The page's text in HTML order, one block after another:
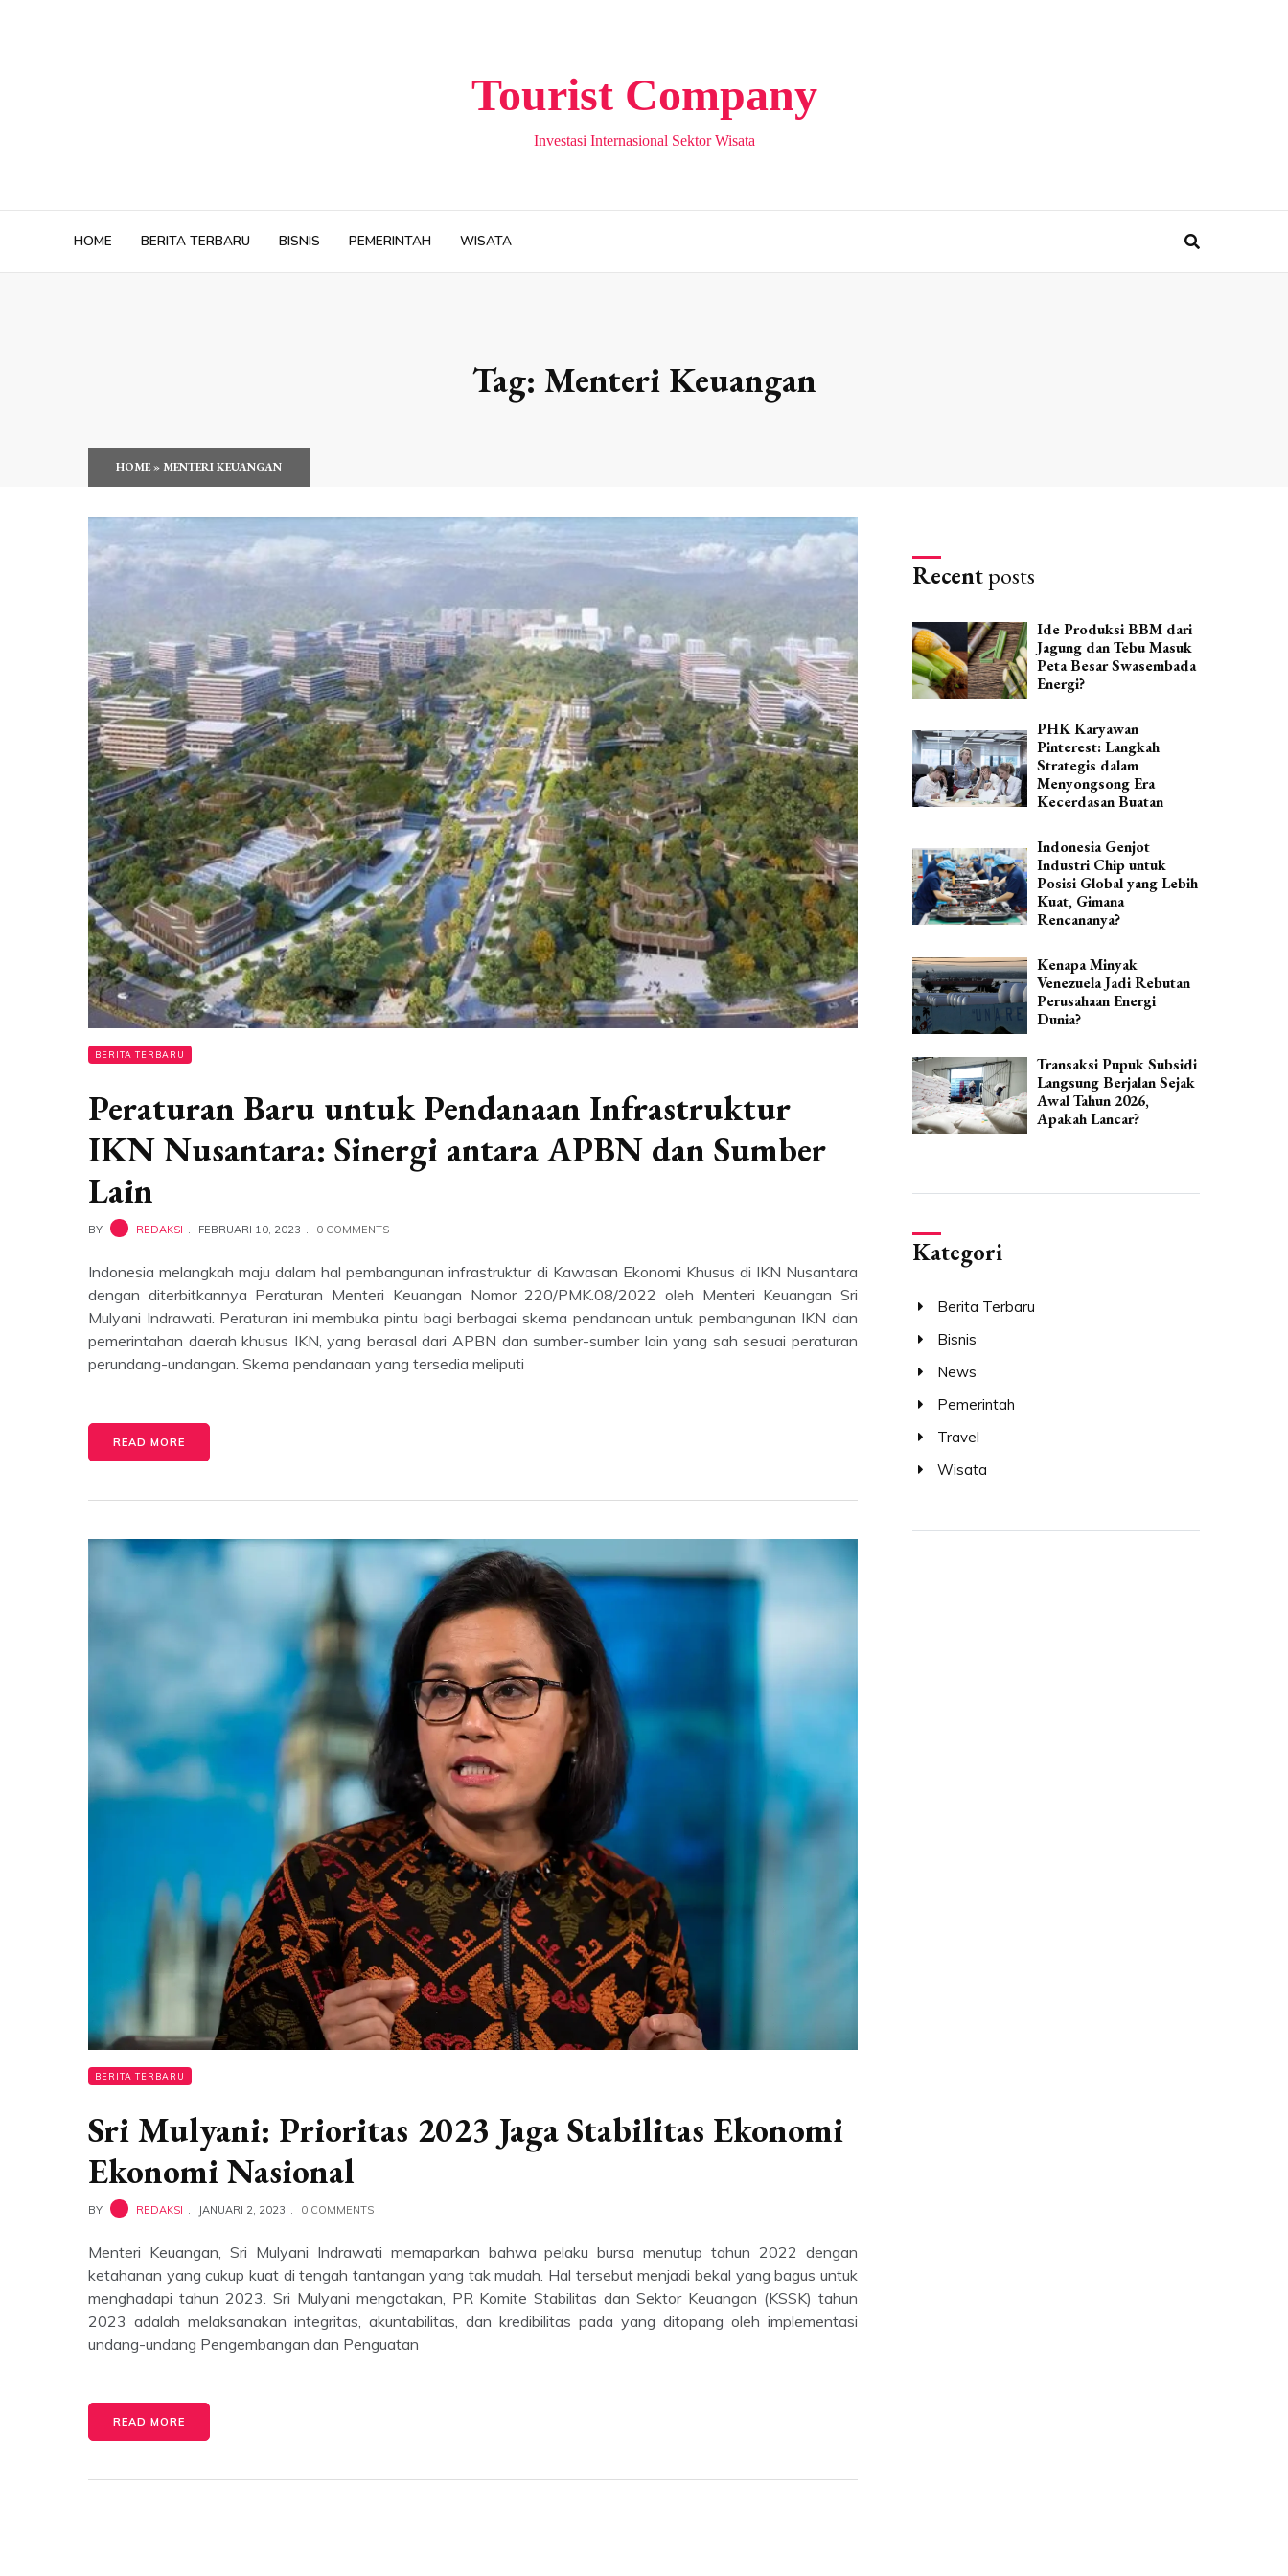
Tourist Company
Investasi Internasional Sektor Wisata
HOME BERITA TERBARU BISNIS PEMERINTAH WISATA
Tag: Menteri Keuangan
HOME» MENTERI KEUANGAN
BERITA TERBARU
Peraturan Baru untuk Pendanaan Infrastruktur
IKN Nusantara: Sinergi antara APBN dan Sumber
Lain
BY REDAKSI FEBRUARI 10, 2023 0 COMMENTS
Indonesia melangkah maju dalam hal pembangunan infrastruktur di Kawasan Ekonomi Khusus di IKN Nusantara
dengan diterbitkannya Peraturan Menteri Keuangan Nomor 220/PMK.08/2022 oleh Menteri Keuangan Sri
Mulyani Indrawati. Peraturan ini membuka pintu bagi berbagai skema pendanaan untuk pembangunan IKN dan
pemerintahan daerah khusus IKN, yang berasal dari APBN dan sumber-sumber lain yang sah sesuai peraturan
perundang-undangan. Skema pendanaan yang tersedia meliputi
READ MORE
BERITA TERBARU
Sri Mulyani: Prioritas 2023 Jaga Stabilitas Ekonomi
Ekonomi Nasional
BY REDAKSI JANUARI 2, 2023 0 COMMENTS
Menteri Keuangan, Sri Mulyani Indrawati memaparkan bahwa pelaku bursa menutup tahun 2022 dengan
ketahanan yang cukup kuat di tengah tantangan yang tak mudah. Hal tersebut menjadi bekal yang bagus untuk
menghadapi tahun 2023. Sri Mulyani mengatakan, PR Komite Stabilitas dan Sektor Keuangan (KSSK) tahun
2023 adalah melaksanakan integritas, akuntabilitas, dan kredibilitas pada yang ditopang oleh implementasi
undang-undang Pengembangan dan Penguatan
READ MORE
Recentposts
Ide Produksi BBM dari
Jagung dan Tebu Masuk
Peta Besar Swasembada
Energi?
PHK Karyawan
Pinterest: Langkah
Strategis dalam
Menyongsong Era
Kecerdasan Buatan
Indonesia Genjot
Industri Chip untuk
Posisi Global yang Lebih
Kuat, Gimana
Rencananya?
Kenapa Minyak
Venezuela Jadi Rebutan
Perusahaan Energi
Dunia?
Transaksi Pupuk Subsidi
Langsung Berjalan Sejak
Awal Tahun 2026,
Apakah Lancar?
Kategori
Berita Terbaru
Bisnis
News
Pemerintah
Travel
Wisata